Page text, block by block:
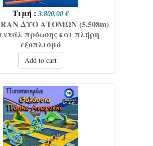
Τιμή : 3.800,00 €
ΔΥΟ ΑΤΟΜΩΝ (5.508m)
πρόωσης και πλήρη
εξοπλισμό
Add to cart